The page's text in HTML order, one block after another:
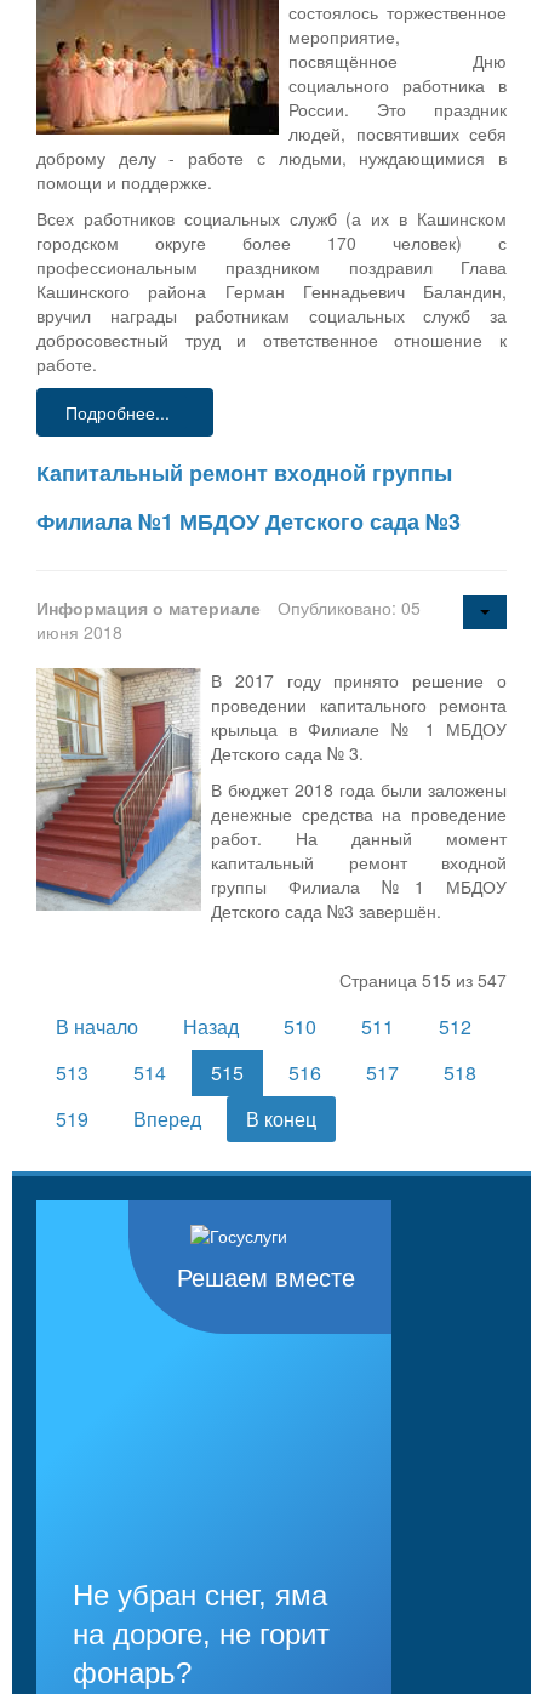
состоялось торжественное
мероприятие,
посвящённое Дню
социального работника в
России. Это праздник
людей, посвятивших себя
доброму делу - работе с людьми, нуждающимися в
помощи и поддержке.
Всех работников социальных служб (а их в Кашинском
городском округе более 170 человек) с
профессиональным праздником поздравил Глава
Кашинского района Герман Геннадьевич Баландин,
вручил награды работникам социальных служб за
добросовестный труд и ответственное отношение к
работе.
Подробнее...
Капитальный ремонт входной группы
Филиала №1 МБДОУ Детского сада №3
Информация о материале
Опубликовано: 05
июня 2018
В 2017 году принято решение о
проведении капитального ремонта
крыльца в Филиале № 1 МБДОУ
Детского сада № 3.
В бюджет 2018 года были заложены
денежные средства на проведение
работ. На данный момент
капитальный ремонт входной
группы Филиала №1 МБДОУ
Детского сада №3 завершён.
Страница 515 из 547
В начало Назад 510 511
512
513
514 515 516 517
518
519
Вперед В конец
Решаем вместе
Не убран снег, яма
на дороге, не горит
фонарь?